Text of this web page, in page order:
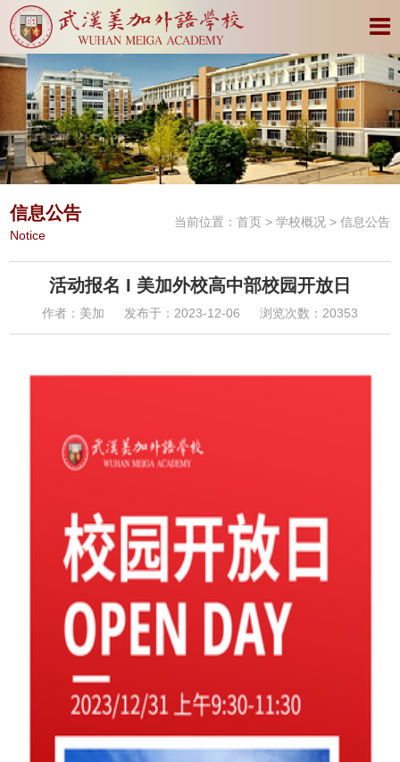
信息公告
Notice
当前位置： 首页> 学校概况> 信息公告
活动报名 I 美加外校高中部校园开放日
作者：美加 发布于：2023-12-06 浏览次数：20353